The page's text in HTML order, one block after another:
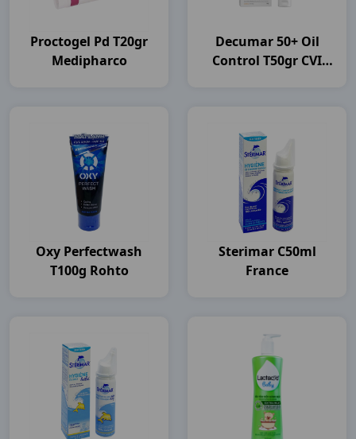
Proctogel Pd T20gr
Medipharco
Decumar 50+ Oil
Control T50gr CVI
Oxy Perfectwash
T100g Rohto
Sterimar C50ml
France